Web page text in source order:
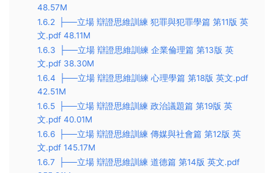
48.57M
1.6.2
├──立場 辯證思維訓練 犯罪與犯罪學篇 第11版 英
文.pdf 48.11M
1.6.3
├──立場 辯證思維訓練 企業倫理篇 第13版 英
文.pdf 38.30M
1.6.4
├──立場 辯證思維訓練 心理學篇 第18版 英文.pdf
42.51M
1.6.5
├──立場 辯證思維訓練 政治議題篇 第19版 英
文.pdf 40.01M
1.6.6
├──立場 辯證思維訓練 傳媒與社會篇 第12版 英
文.pdf 145.17M
1.6.7
├──立場 辯證思維訓練 道德篇 第14版 英文.pdf